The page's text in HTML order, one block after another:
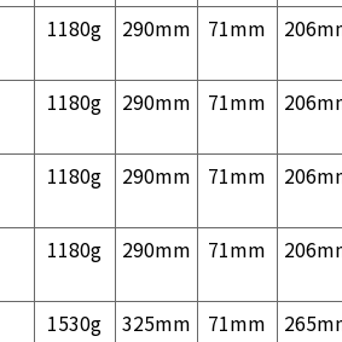
1180g 290mm 71mm
1180g 290mm 71mm
1180g 290mm 71mm
1180g 290mm 71mm
1530g 325mm 71mm